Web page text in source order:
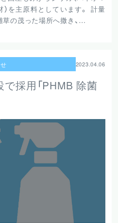
を主原料としています。 計量
草の茂った場所へ撒き、…
2023.04.06
で採用「PHMB 除菌